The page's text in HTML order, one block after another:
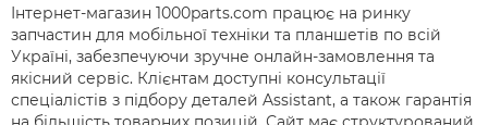
Інтернет-магазин 1000parts.com працює на ринку
запчастин для мобільної техніки та планшетів по всій
Україні, забезпечуючи зручне онлайн-замовлення та
якісний сервіс. Клієнтам доступні консультації
спеціалістів з підбору деталей Assistant, а також гарантія